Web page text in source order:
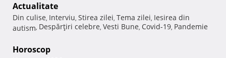
Actualitate
Din culise, Interviu, Stirea zilei, Tema zilei, Iesirea din
autism, Despărţiri celebre, Vesti Bune, Covid-19, Pandemie
Horoscop